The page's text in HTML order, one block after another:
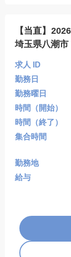
【当直】
埼玉県八潮市
求人 ID
勤務日
勤務曜日
時間（開始）
時間（終了）
集合時間
勤務地
給与